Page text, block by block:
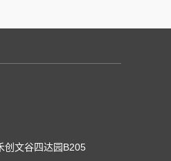
创文谷四达园B205